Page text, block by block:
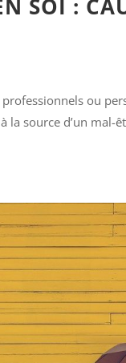
SOI :
ou
source d’un mal-